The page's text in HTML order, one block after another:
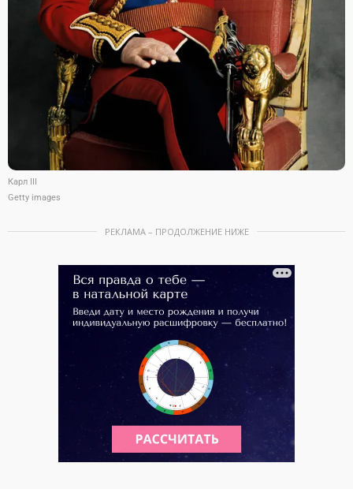
Карл III
Getty images
РЕКЛАМА – ПРОДОЛЖЕНИЕ НИЖЕ